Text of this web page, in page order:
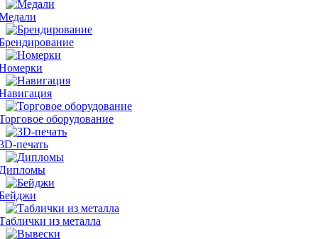
оборудование
печать
из металла